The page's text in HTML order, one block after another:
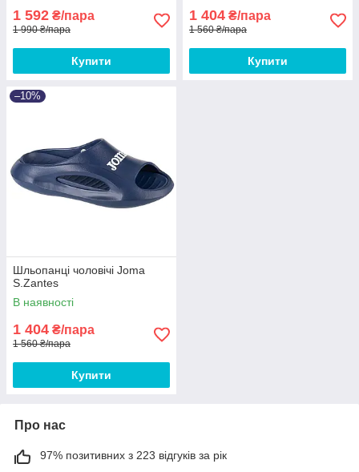
1 592 ₴/пара
1 990 ₴/пара
Купити
1 404 ₴/пара
1 560 ₴/пара
Купити
–10%
Шльопанці чоловічі Joma
S.Zantes
В наявності
1 404 ₴/пара
1 560 ₴/пара
Купити
Про нас
97% позитивних з 223 відгуків за рік